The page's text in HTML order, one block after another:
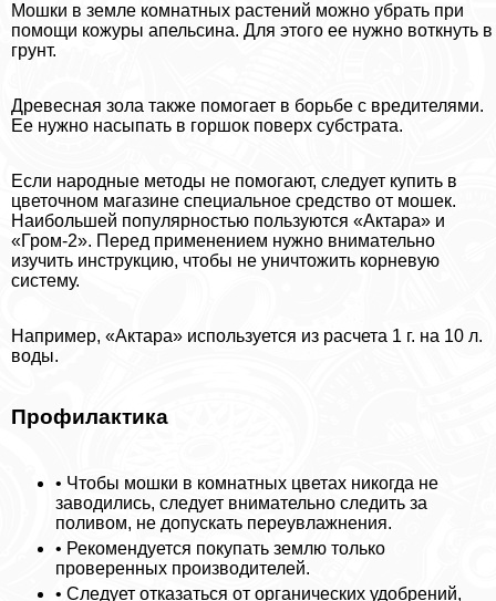
Мошки в земле комнатных растений можно убрать при
помощи кожуры апельсина. Для этого ее нужно воткнуть в
грунт.
Древесная зола также помогает в борьбе с вредителями.
Ее нужно насыпать в горшок поверх субстрата.
Если народные методы не помогают, следует купить в
цветочном магазине специальное средство от мошек.
Наибольшей популярностью пользуются «Актара» и
«Гром-2». Перед применением нужно внимательно
изучить инструкцию, чтобы не уничтожить корневую
систему.
Например, «Актара» используется из расчета 1 г. на 10 л.
воды.
Профилактика
• Чтобы мошки в комнатных цветах никогда не
заводились, следует внимательно следить за
поливом, не допускать переувлажнения.
• Рекомендуется покупать землю только
проверенных производителей.
• Следует отказаться от органических удобрений,